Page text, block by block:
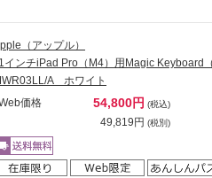
（アップル）
インチiPad Pro（M4）用Magic Keyboard
A ホワイト
価格
54,800円 (税込)
49,819円 (税別)